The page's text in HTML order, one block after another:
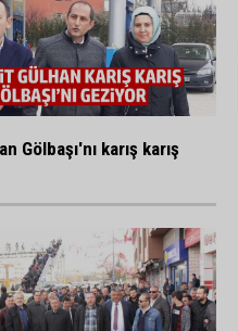
Gölbaşı'nı karış karış